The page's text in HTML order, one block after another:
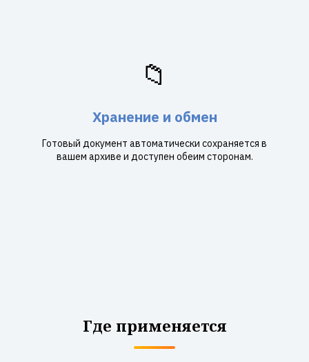
📁
Хранение и обмен
Готовый документ автоматически сохраняется в
вашем архиве и доступен обеим сторонам.
Где применяется